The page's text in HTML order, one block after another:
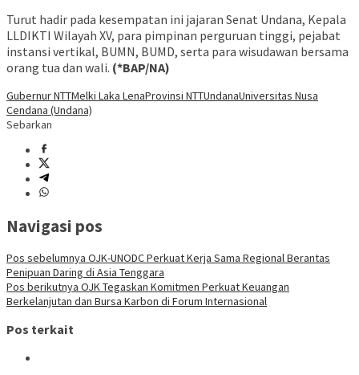
Turut hadir pada kesempatan ini jajaran Senat Undana, Kepala
LLDIKTI Wilayah XV, para pimpinan perguruan tinggi, pejabat
instansi vertikal, BUMN, BUMD, serta para wisudawan bersama
orang tua dan wali. (*BAP/NA)
Gubernur NTTMelki Laka LenaProvinsi NTTUndanaUniversitas Nusa
Cendana (Undana)
Sebarkan
Navigasi pos
Pos sebelumnya OJK-UNODC Perkuat Kerja Sama Regional Berantas
Penipuan Daring di Asia Tenggara
Pos berikutnya OJK Tegaskan Komitmen Perkuat Keuangan
Berkelanjutan dan Bursa Karbon di Forum Internasional
Pos terkait